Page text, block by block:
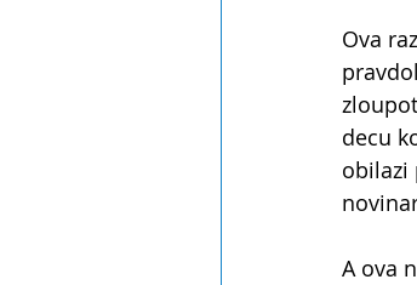
Ova
decu
obilazi
A ova